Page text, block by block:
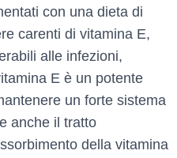
con una dieta di
carenti di vitamina E,
alle infezioni,
E è un potente
un forte sistema
anche il tratto
della vitamina